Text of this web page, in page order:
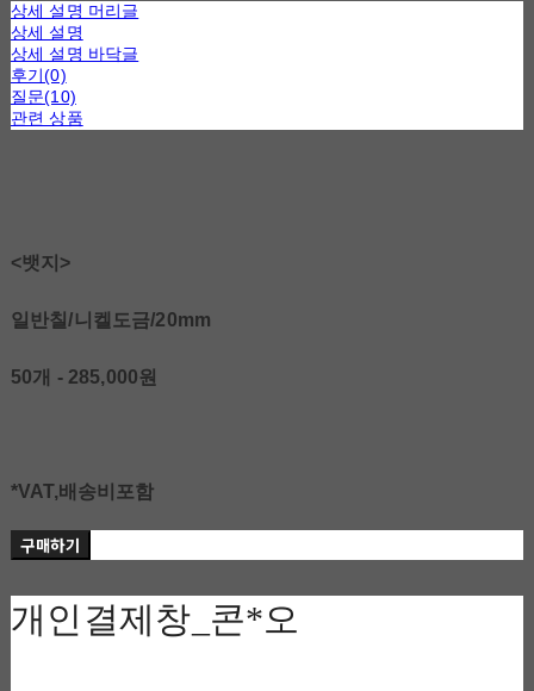
상세 설명 머리글
상세 설명
상세 설명 바닥글
후기(0)
질문(10)
관련 상품
<뱃지>
일반칠/니켈도금/20mm
50개 - 285,000원
*VAT,배송비포함
구매하기
개인결제창_콘*오